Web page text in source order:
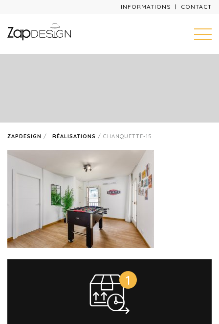
INFORMATIONS CONTACT
ZAPDESIGN / RÉALISATIONS / CHANQUETTE-15